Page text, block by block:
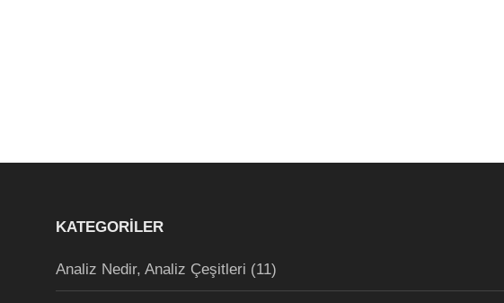
KATEGORILER
Analiz Nedir, Analiz Çeşitleri (11)